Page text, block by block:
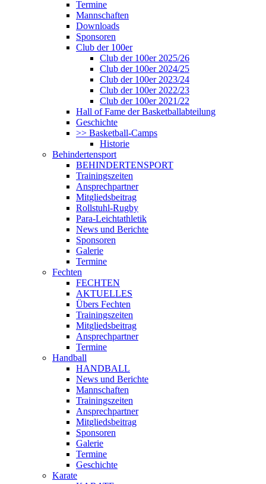
Termine
Mannschaften
Downloads
Sponsoren
Club der 100er
Club der 100er 2025/26
Club der 100er 2024/25
Club der 100er 2023/24
Club der 100er 2022/23
Club der 100er 2021/22
Hall of Fame der Basketballabteilung
Geschichte
>> Basketball-Camps
Historie
Behindertensport
BEHINDERTENSPORT
Trainingszeiten
Ansprechpartner
Mitgliedsbeitrag
Rollstuhl-Rugby
Para-Leichtathletik
News und Berichte
Sponsoren
Galerie
Termine
Fechten
FECHTEN
AKTUELLES
Übers Fechten
Trainingszeiten
Mitgliedsbeitrag
Ansprechpartner
Termine
Handball
HANDBALL
News und Berichte
Mannschaften
Trainingszeiten
Ansprechpartner
Mitgliedsbeitrag
Sponsoren
Galerie
Termine
Geschichte
Karate